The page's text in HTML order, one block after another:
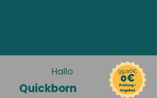
Hallo
Quickborn